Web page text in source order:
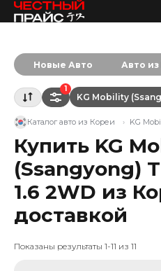
Новые Авто Авто из
1
KG Mobility
Каталог авто из Кореи KG
Купить KG
(Ssangyong)
1.6 2WD из
доставкой
Показаны результаты 1-11 из 11